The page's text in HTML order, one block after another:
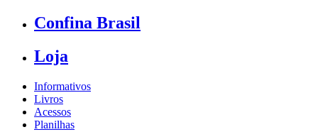
Confina Brasil
Loja
Informativos
Livros
Acessos
Planilhas